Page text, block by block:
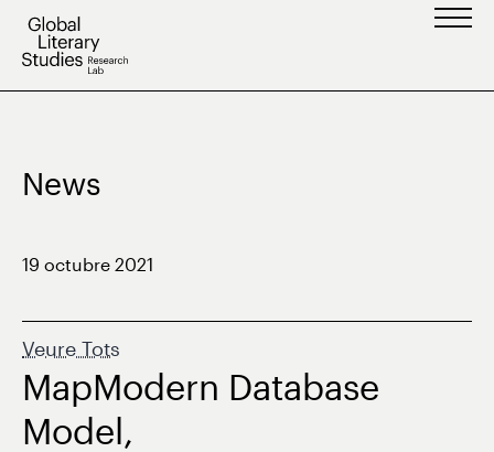
Vés
News
19 octubre 2021
Veure Tots
MapModern Database
Model,